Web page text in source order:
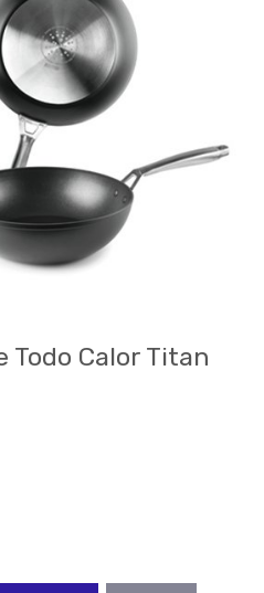
Todo Calor Titan